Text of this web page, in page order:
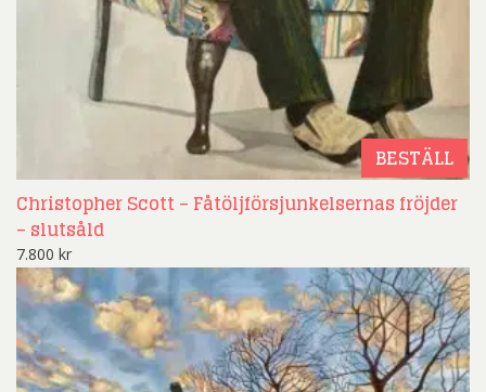
BESTÄLL
Christopher Scott – Fåtöljförsjunkelsernas fröjder
– slutsåld
7.800 kr